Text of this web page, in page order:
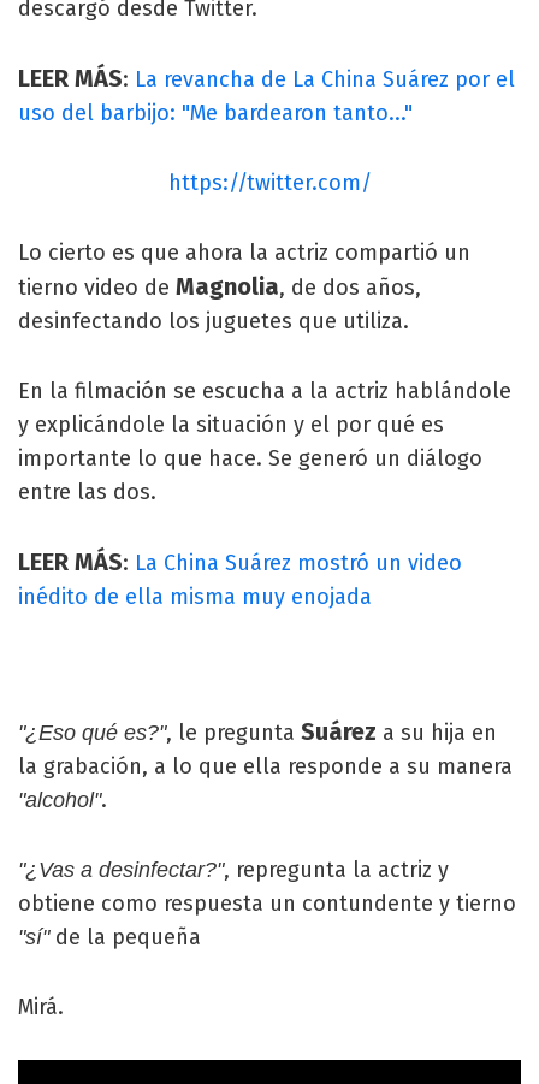
descargó desde Twitter.
LEER MÁS: La revancha de La China Suárez por el
uso del barbijo: "Me bardearon tanto..."
https://twitter.com/
Lo cierto es que ahora la actriz compartió un
tierno video de Magnolia, de dos años,
desinfectando los juguetes que utiliza.
En la filmación se escucha a la actriz hablándole
y explicándole la situación y el por qué es
importante lo que hace. Se generó un diálogo
entre las dos.
LEER MÁS: La China Suárez mostró un video
inédito de ella misma muy enojada
"¿Eso qué es?", le pregunta Suárez a su hija en
la grabación, a lo que ella responde a su manera
"alcohol".
"¿Vas a desinfectar?", repregunta la actriz y
obtiene como respuesta un contundente y tierno
"sí"de la pequeña
Mirá.